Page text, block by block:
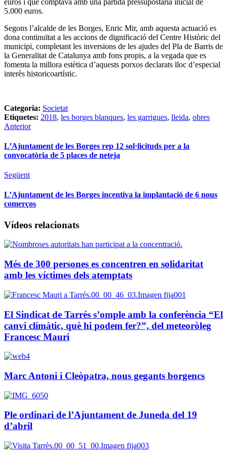
5.000 euros.
Segons l’alcalde de les Borges, Enric Mir, amb aquesta actuació es
dona continuïtat a les accions de dignificació del Centre Històric del
municipi, completant les inversions de les ajudes del Pla de Barris de
la Generalitat de Catalunya amb fons propis, a la vegada que es
fomenta la millora estètica d’aquests porxos declarats lloc d’especial
interès historicoartístic.
Categoria: Societat
Etiquetes: 2018, les borges blanques, les garrigues, lleida, obres
Anterior
L’Ajuntament de les Borges rep 12 sol·licituds per a la
convocatòria de 5 places de neteja
Següent
L’Ajuntament de les Borges incentiva la implantació de 6 nous
comerços
Vídeos relacionats
Més de 300 persones es concentren en solidaritat
amb les víctimes dels atemptats
El Sindicat de Tarrés s’omple amb la conferència “El
canvi climàtic, què hi podem fer?”, del meteoròleg
Francesc Mauri
Marc Antoni i Cleòpatra, nous gegants borgencs
Ple ordinari de l’Ajuntament de Juneda del 19
d’abril